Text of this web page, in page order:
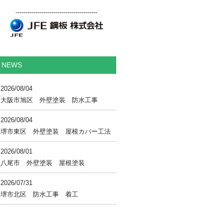
-----------------------------------------
NEWS
2026/08/04
大阪市旭区 外壁塗装 防水工事
2026/08/04
堺市東区 外壁塗装 屋根カバー工法
2026/08/01
八尾市 外壁塗装 屋根塗装
2026/07/31
堺市北区 防水工事 着工